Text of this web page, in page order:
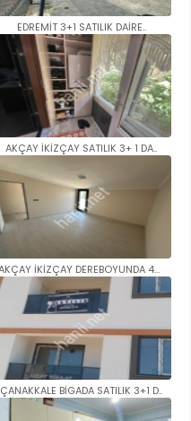
EDREMİT 3+1 SATILIK DAİRE..
AKÇAY İKİZÇAY SATILIK 3+ 1 DA..
AKÇAY İKİZÇAY DEREBOYUNDA 4+1 ..
ÇANAKKALE BİGADA SATILIK 3+1 D..